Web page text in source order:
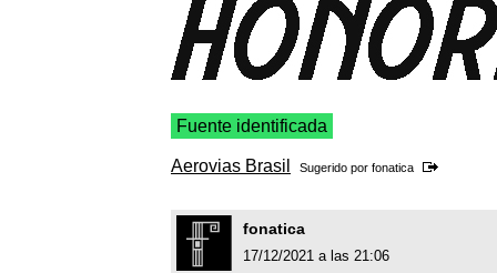
Fuente identificada
Aerovias Brasil Sugerido por fonatica
fonatica
17/12/2021 a las 21:06